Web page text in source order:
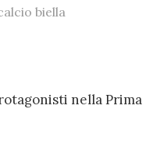
biella
nella Prima